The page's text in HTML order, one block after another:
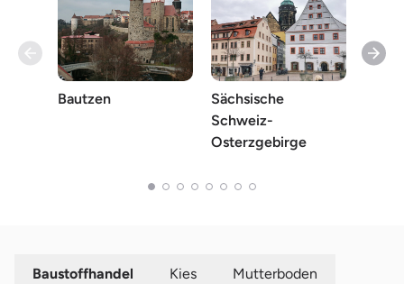
Bautzen
Sächsische
Schweiz-
Osterzgebirge
Baustoffhandel Kies Mutterboden